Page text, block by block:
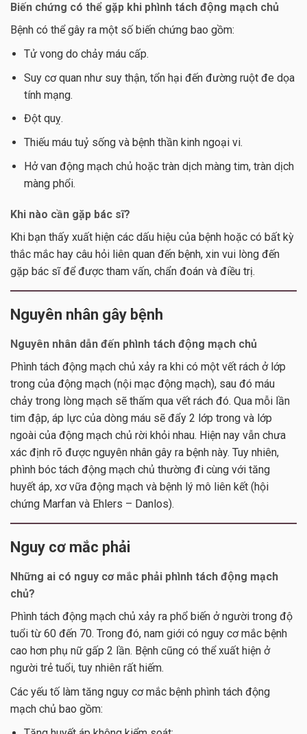
Biến chứng có thể gặp khi phình tách động mạch chủ
Bệnh có thể gây ra một số biến chứng bao gồm:
Tử vong do chảy máu cấp.
Suy cơ quan như suy thận, tổn hại đến đường ruột đe dọa
tính mạng.
Đột quỵ.
Thiếu máu tuỷ sống và bệnh thần kinh ngoại vi.
Hở van động mạch chủ hoặc tràn dịch màng tim, tràn dịch
màng phổi.
Khi nào cần gặp bác sĩ?
Khi bạn thấy xuất hiện các dấu hiệu của bệnh hoặc có bất kỳ
thắc mắc hay câu hỏi liên quan đến bệnh, xin vui lòng đến
gặp bác sĩ để được tham vấn, chẩn đoán và điều trị.
Nguyên nhân gây bệnh
Nguyên nhân dẫn đến phình tách động mạch chủ
Phình tách động mạch chủ xảy ra khi có một vết rách ở lớp
trong của động mạch (nội mạc động mạch), sau đó máu
chảy trong lòng mạch sẽ thấm qua vết rách đó. Qua mỗi lần
tim đập, áp lực của dòng máu sẽ đẩy 2 lớp trong và lớp
ngoài của động mạch chủ rời khỏi nhau. Hiện nay vẫn chưa
xác định rõ được nguyên nhân gây ra bệnh này. Tuy nhiên,
phình bóc tách động mạch chủ thường đi cùng với tăng
huyết áp, xơ vữa động mạch và bệnh lý mô liên kết (hội
chứng Marfan và Ehlers – Danlos).
Nguy cơ mắc phải
Những ai có nguy cơ mắc phải phình tách động mạch
chủ?
Phình tách động mạch chủ xảy ra phổ biến ở người trong độ
tuổi từ 60 đến 70. Trong đó, nam giới có nguy cơ mắc bệnh
cao hơn phụ nữ gấp 2 lần. Bệnh cũng có thể xuất hiện ở
người trẻ tuổi, tuy nhiên rất hiếm.
Các yếu tố làm tăng nguy cơ mắc bệnh phình tách động
mạch chủ bao gồm: